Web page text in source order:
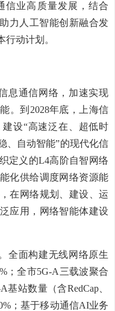
信业高质量发展， 结合
力人工智能创新融合发
行动计划。
息通信网络，加速实现
。到 2028年底，上海信
建设“高速泛在、超低时
、自动智能”的现代化信
定义的L4高阶自智网络
化供给调度网络资源能
在网络规划、建设、运
应用，网络智能体建设
全面构建无线网络原生
% ；全市5G-A 三载波聚合
A基站数量（含RedCap、
% ；基于移动通信AI业务